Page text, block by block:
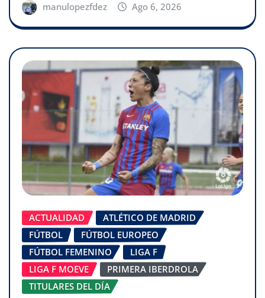
manulopezfdez Ago 6, 2026
ACTUALIDAD
ATLÉTICO DE MADRID
FÚTBOL
FÚTBOL EUROPEO
FÚTBOL FEMENINO
LIGA F
LIGA F MOEVE
PRIMERA IBERDROLA
TITULARES DEL DÍA